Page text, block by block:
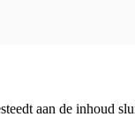
aan de inhoud